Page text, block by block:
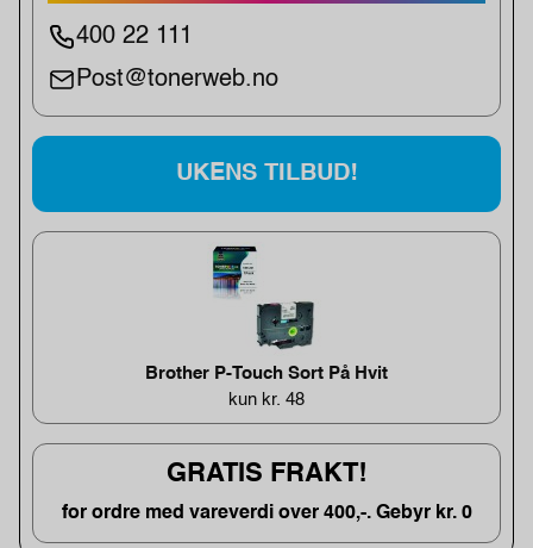
400 22 111
Post@tonerweb.no
UKENS TILBUD!
Brother P-Touch Sort På Hvit
kun kr. 48
GRATIS FRAKT!
for ordre med vareverdi over 400,-. Gebyr kr. 0